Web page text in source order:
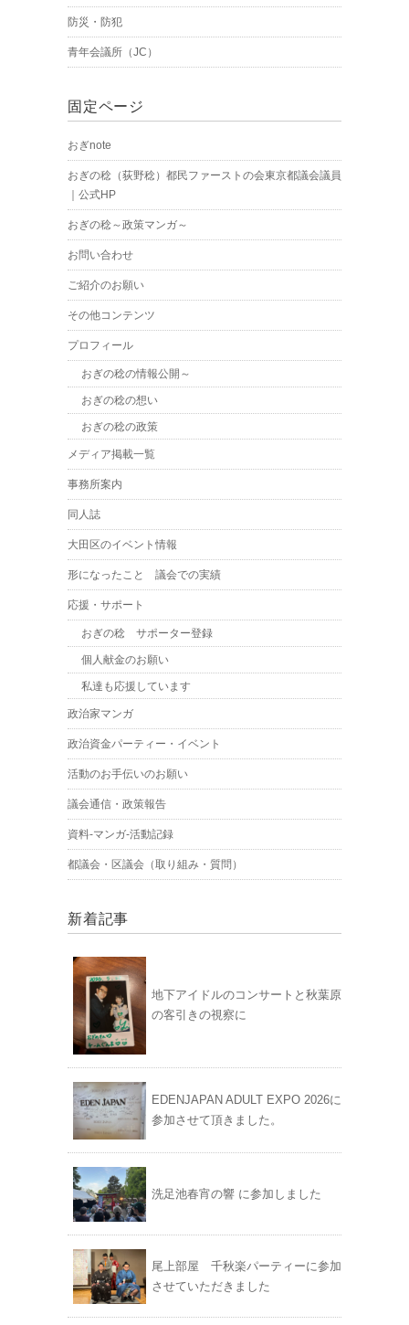
防災・防犯
青年会議所（JC）
固定ページ
おぎnote
おぎの稔（荻野稔）都民ファーストの会東京都議会議員
｜公式HP
おぎの稔～政策マンガ～
お問い合わせ
ご紹介のお願い
その他コンテンツ
プロフィール
おぎの稔の情報公開～
おぎの稔の想い
おぎの稔の政策
メディア掲載一覧
事務所案内
同人誌
大田区のイベント情報
形になったこと 議会での実績
応援・サポート
おぎの稔 サポーター登録
個人献金のお願い
私達も応援しています
政治家マンガ
政治資金パーティー・イベント
活動のお手伝いのお願い
議会通信・政策報告
資料-マンガ-活動記録
都議会・区議会（取り組み・質問）
新着記事
地下アイドルのコンサートと秋葉原
の客引きの視察に
EDENJAPAN ADULT EXPO 2026に
参加させて頂きました。
洗足池春宵の響 に参加しました
尾上部屋 千秋楽パーティーに参加
させていただきました